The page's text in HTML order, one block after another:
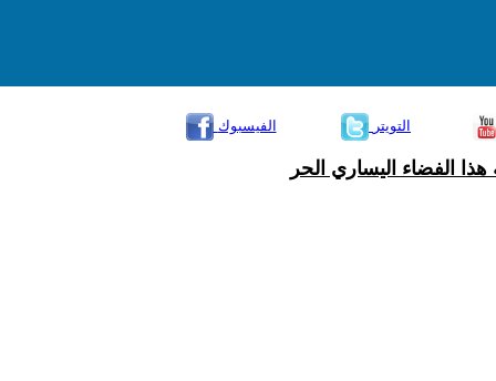
الفيسبوك التويتر
الفضاء اليساري الحر